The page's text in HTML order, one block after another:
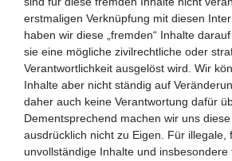
erstmaligen Verknüpfung mit diesen
haben wir diese „fremden“ Inhalte
sie eine mögliche zivilrechtliche oder
Verantwortlichkeit ausgelöst wird. Wir
Inhalte aber nicht ständig auf
daher auch keine Verantwortung dafür
Dementsprechend machen wir uns
ausdrücklich nicht zu Eigen. Für illegale,
unvollständige Inhalte und